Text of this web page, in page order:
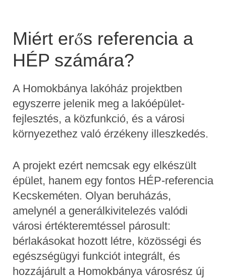
Miért erős referencia a
HÉP számára?
A Homokbánya lakóház projektben
egyszerre jelenik meg a lakóépület-
fejlesztés, a közfunkció, és a városi
környezethez való érzékeny illeszkedés.
A projekt ezért nemcsak egy elkészült
épület, hanem egy fontos HÉP-referencia
Kecskeméten. Olyan beruházás,
amelynél a generálkivitelezés valódi
városi értékteremtéssel párosult:
bérlakásokat hozott létre, közösségi és
egészségügyi funkciót integrált, és
hozzájárult a Homokbánya városrész új